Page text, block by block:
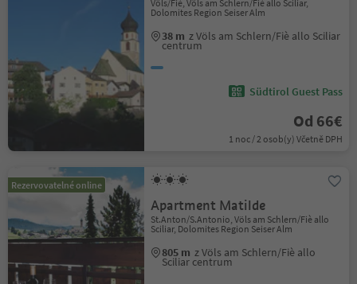
Völs/Fiè, Völs am Schlern/Fiè allo Sciliar,
Dolomites Region Seiser Alm
38 m z Völs am Schlern/Fiè allo Sciliar
centrum
Südtirol Guest Pass
Od 66€
1 noc / 2 osob(y) Včetně DPH
Rezervovatelné online
Apartment Matilde
St.Anton/S.Antonio, Völs am Schlern/Fiè allo
Sciliar, Dolomites Region Seiser Alm
805 m z Völs am Schlern/Fiè allo
Sciliar centrum